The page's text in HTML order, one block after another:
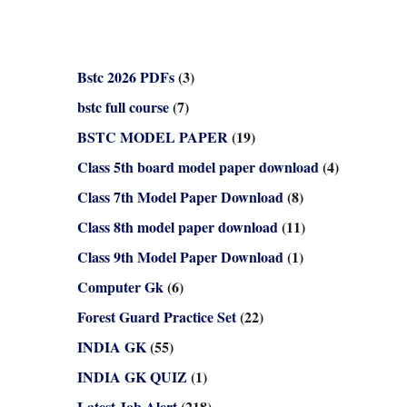
Bstc 2026 PDFs(3)
bstc full course(7)
BSTC MODEL PAPER(19)
Class 5th board model paper download(4)
Class 7th Model Paper Download(8)
Class 8th model paper download(11)
Class 9th Model Paper Download(1)
Computer Gk(6)
Forest Guard Practice Set(22)
INDIA GK(55)
INDIA GK QUIZ (1)